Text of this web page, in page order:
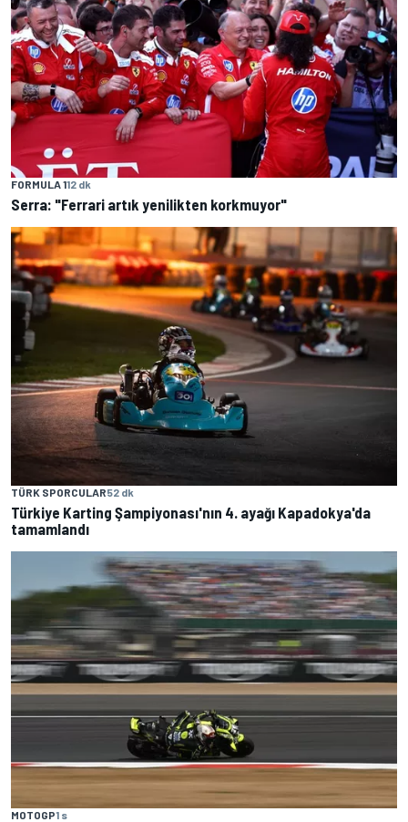
FORMULA 112 dk
Serra: "Ferrari artık yenilikten korkmuyor"
TÜRK SPORCULAR52 dk
Türkiye Karting Şampiyonası'nın 4. ayağı Kapadokya'da
tamamlandı
MOTOGP1 s